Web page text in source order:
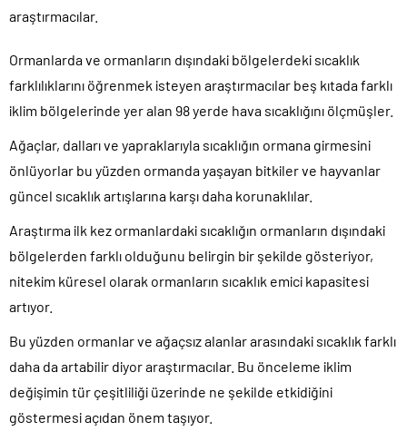
araştırmacılar.
Ormanlarda ve ormanların dışındaki bölgelerdeki sıcaklık
farklılıklarını öğrenmek isteyen araştırmacılar beş kıtada farklı
iklim bölgelerinde yer alan 98 yerde hava sıcaklığını ölçmüşler.
Ağaçlar, dalları ve yapraklarıyla sıcaklığın ormana girmesini
önlüyorlar bu yüzden ormanda yaşayan bitkiler ve hayvanlar
güncel sıcaklık artışlarına karşı daha korunaklılar.
Araştırma ilk kez ormanlardaki sıcaklığın ormanların dışındaki
bölgelerden farklı olduğunu belirgin bir şekilde gösteriyor,
nitekim küresel olarak ormanların sıcaklık emici kapasitesi
artıyor.
Bu yüzden ormanlar ve ağaçsız alanlar arasındaki sıcaklık farklı
daha da artabilir diyor araştırmacılar. Bu önceleme iklim
değişimin tür çeşitliliği üzerinde ne şekilde etkidiğini
göstermesi açıdan önem taşıyor.